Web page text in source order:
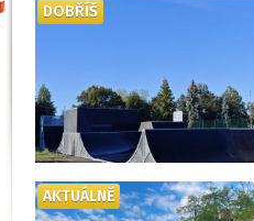
DOBŘÍŠ
AKTUÁLNĚ